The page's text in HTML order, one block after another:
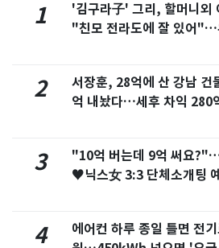
1
'김구라子' 그리, 할머니외
"친모 전라도에 잘 있어"…
2
서장훈, 28억에 산 강남 건
억 내놨다…세후 차익 280
3
"10억 버는데 9억 써요
♥닉스女 3:3 단체소개팅
4
에어컨 하루 종일 틀면 전